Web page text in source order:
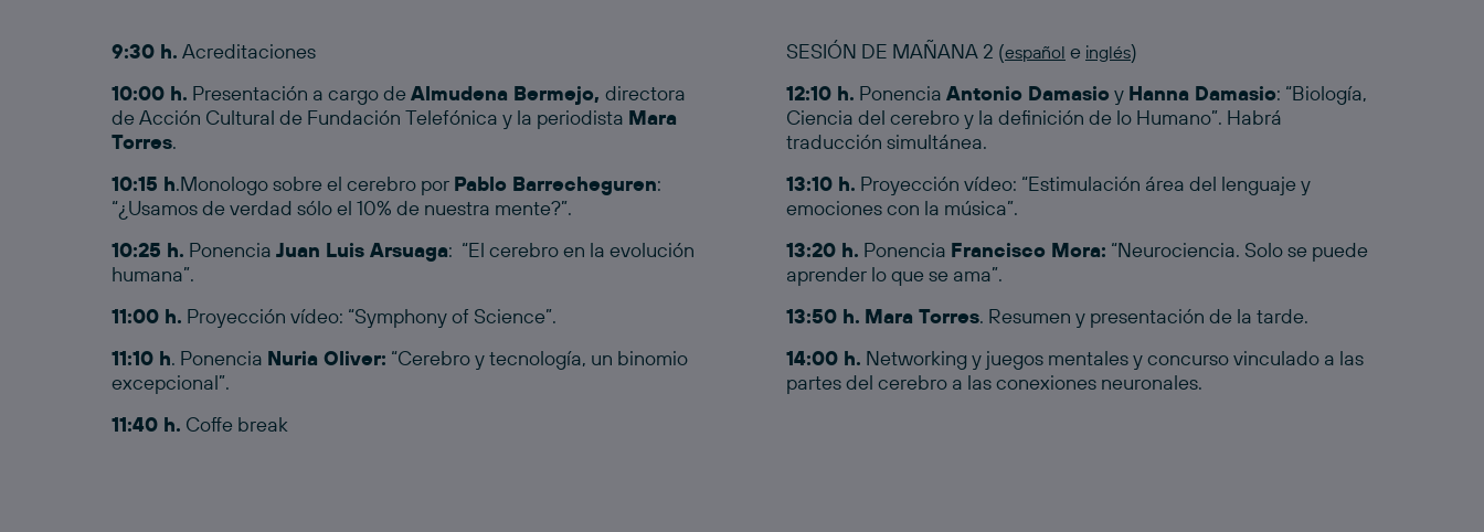
9:30 h. Acreditaciones
10:00 h. Presentación a cargo de Almudena Bermejo, directora
de Acción Cultural de Fundación Telefónica y la periodista Mara
Torres.
10:15 h.Monologo sobre el cerebro por Pablo Barrecheguren:
“¿Usamos de verdad sólo el 10% de nuestra mente?”.
10:25 h. Ponencia Juan Luis Arsuaga: “El cerebro en la evolución
humana”.
11:00 h. Proyección vídeo: “Symphony of Science”.
11:10 h. Ponencia Nuria Oliver: “Cerebro y tecnología, un binomio
excepcional”.
11:40 h. Coffe break
SESIÓN DE MAÑANA 2 (español e inglés)
12:10 h. Ponencia Antonio Damasioy Hanna Damasio: “Biología,
Ciencia del cerebro y la definición de lo Humano”. Habrá
traducción simultánea.
13:10 h. Proyección vídeo: “Estimulación área del lenguaje y
emociones con la música”.
13:20 h. Ponencia Francisco Mora: “Neurociencia. Solo se puede
aprender lo que se ama”.
13:50 h. Mara Torres. Resumen y presentación de la tarde.
14:00 h. Networking y juegos mentales y concurso vinculado a las
partes del cerebro a las conexiones neuronales.